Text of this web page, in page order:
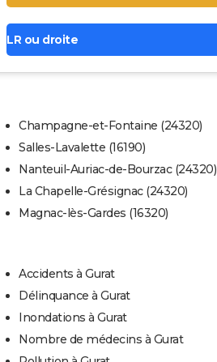
LR ou droite
Champagne-et-Fontaine (24320)
Salles-Lavalette (16190)
Nanteuil-Auriac-de-Bourzac (24320)
La Chapelle-Grésignac (24320)
Magnac-lès-Gardes (16320)
Accidents à Gurat
Délinquance à Gurat
Inondations à Gurat
Nombre de médecins à Gurat